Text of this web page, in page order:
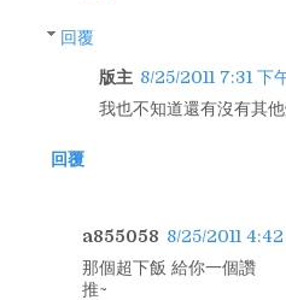
回覆
版主 8/25/2011 7:31 下
我也不知道還有沒有其
回覆
a855058 8/25/2011
那個超下飯 給你一個讚
推~